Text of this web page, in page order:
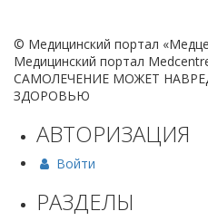
© Медицинский портал
Медицинский портал
САМОЛЕЧЕНИЕ МОЖЕТ
ЗДОРОВЬЮ
АВТОРИЗАЦИЯ
Войти
РАЗДЕЛЫ